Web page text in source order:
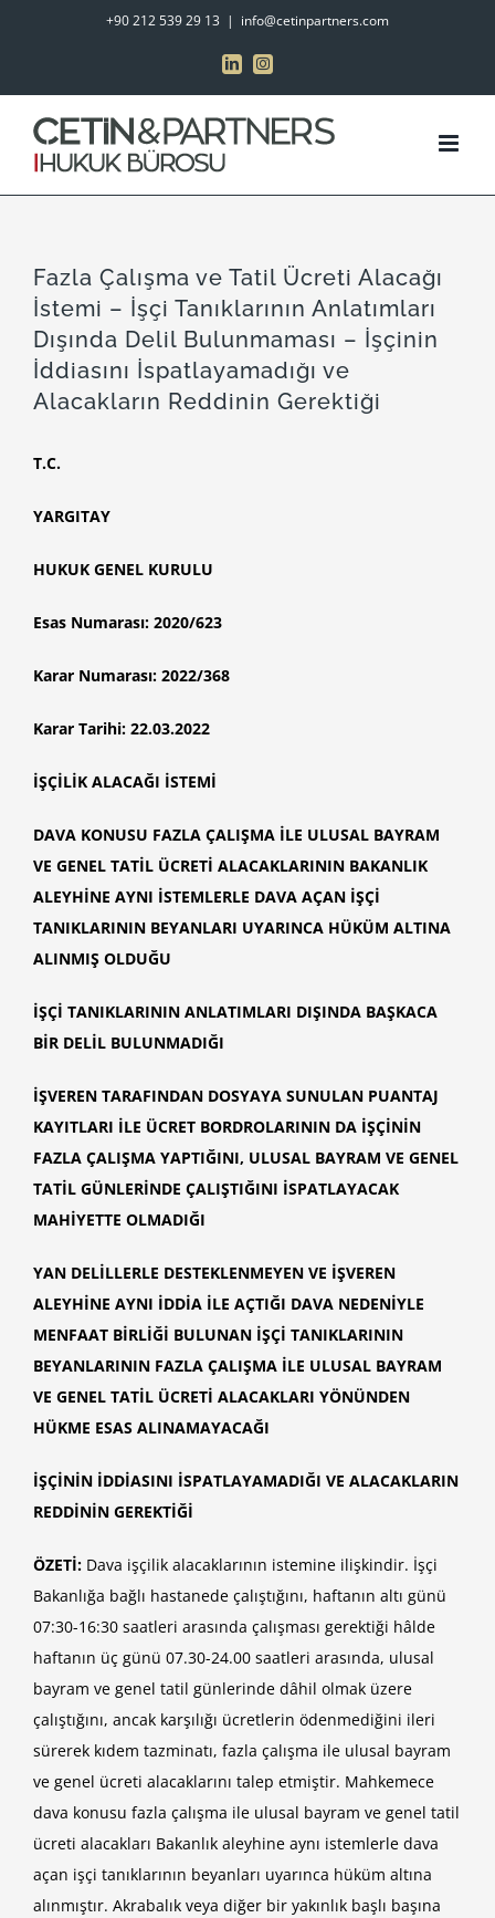
+90 212 539 29 13 | info@cetinpartners.com
LinkedInInstagram
Fazla Çalışma ve Tatil Ücreti Alacağı
İstemi – İşçi Tanıklarının Anlatımları
Dışında Delil Bulunmaması – İşçinin
İddiasını İspatlayamadığı ve
Alacakların Reddinin Gerektiği
T.C.
YARGITAY
HUKUK GENEL KURULU
Esas Numarası: 2020/623
Karar Numarası: 2022/368
Karar Tarihi: 22.03.2022
İŞÇİLİK ALACAĞI İSTEMİ
DAVA KONUSU FAZLA ÇALIŞMA İLE ULUSAL BAYRAM
VE GENEL TATİL ÜCRETİ ALACAKLARININ BAKANLIK
ALEYHİNE AYNI İSTEMLERLE DAVA AÇAN İŞÇİ
TANIKLARININ BEYANLARI UYARINCA HÜKÜM ALTINA
ALINMIŞ OLDUĞU
İŞÇİ TANIKLARININ ANLATIMLARI DIŞINDA BAŞKACA
BİR DELİL BULUNMADIĞI
İŞVEREN TARAFINDAN DOSYAYA SUNULAN PUANTAJ
KAYITLARI İLE ÜCRET BORDROLARININ DA İŞÇİNİN
FAZLA ÇALIŞMA YAPTIĞINI, ULUSAL BAYRAM VE GENEL
TATİL GÜNLERİNDE ÇALIŞTIĞINI İSPATLAYACAK
MAHİYETTE OLMADIĞI
YAN DELİLLERLE DESTEKLENMEYEN VE İŞVEREN
ALEYHİNE AYNI İDDİA İLE AÇTIĞI DAVA NEDENİYLE
MENFAAT BİRLİĞİ BULUNAN İŞÇİ TANIKLARININ
BEYANLARININ FAZLA ÇALIŞMA İLE ULUSAL BAYRAM
VE GENEL TATİL ÜCRETİ ALACAKLARI YÖNÜNDEN
HÜKME ESAS ALINAMAYACAĞI
İŞÇİNİN İDDİASINI İSPATLAYAMADIĞI VE ALACAKLARIN
REDDİNİN GEREKTİĞİ
ÖZETİ: Dava işçilik alacaklarının istemine ilişkindir. İşçi
Bakanlığa bağlı hastanede çalıştığını, haftanın altı günü
07:30-16:30 saatleri arasında çalışması gerektiği hâlde
haftanın üç günü 07.30-24.00 saatleri arasında, ulusal
bayram ve genel tatil günlerinde dâhil olmak üzere
çalıştığını, ancak karşılığı ücretlerin ödenmediğini ileri
sürerek kıdem tazminatı, fazla çalışma ile ulusal bayram
ve genel ücreti alacaklarını talep etmiştir. Mahkemece
dava konusu fazla çalışma ile ulusal bayram ve genel tatil
ücreti alacakları Bakanlık aleyhine aynı istemlerle dava
açan işçi tanıklarının beyanları uyarınca hüküm altına
alınmıştır. Akrabalık veya diğer bir yakınlık başlı başına